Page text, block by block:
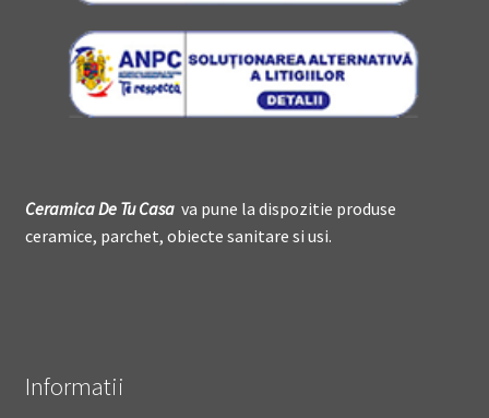
Ceramica DeTu Casava pune la dispozitie produse
ceramice, parchet, obiecte sanitare si usi.
Informatii